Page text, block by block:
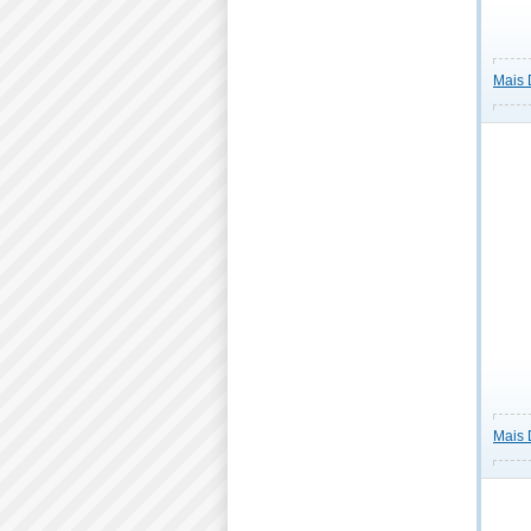
Mais
Mais